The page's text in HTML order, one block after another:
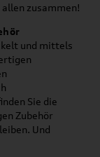
zusammen!
und mittels
Sie die
Zubehör
Und